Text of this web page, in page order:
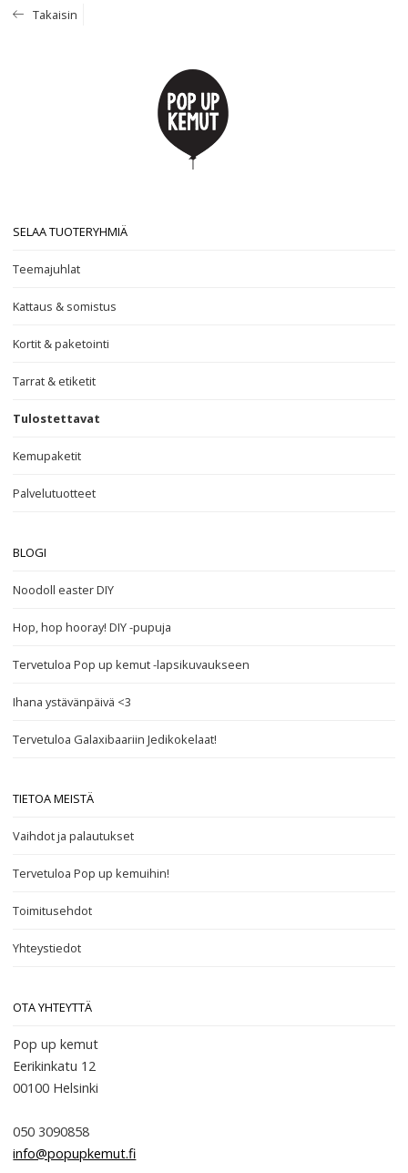
Takaisin
SELAA TUOTERYHMIÄ
Teemajuhlat
Kattaus & somistus
Kortit & paketointi
Tarrat & etiketit
Tulostettavat
Kemupaketit
Palvelutuotteet
BLOGI
Noodoll easter DIY
Hop, hop hooray! DIY -pupuja
Tervetuloa Pop up kemut -lapsikuvaukseen
Ihana ystävänpäivä <3
Tervetuloa Galaxibaariin Jedikokelaat!
TIETOA MEISTÄ
Vaihdot ja palautukset
Tervetuloa Pop up kemuihin!
Toimitusehdot
Yhteystiedot
OTA YHTEYTTÄ
Pop up kemut
Eerikinkatu 12
00100 Helsinki
050 3090858
info@popupkemut.fi